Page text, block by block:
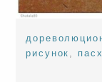
рисунок